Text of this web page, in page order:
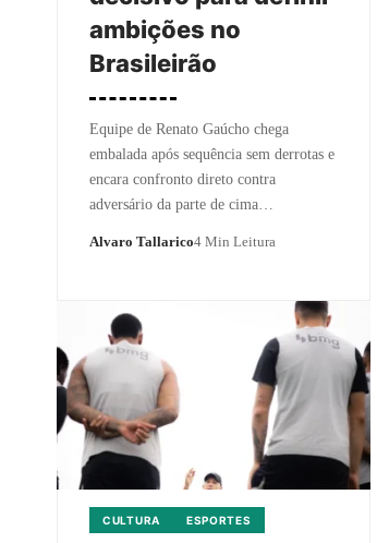
ambições no
Brasileirão
Equipe de Renato Gaúcho chega
embalada após sequência sem derrotas e
encara confronto direto contra
adversário da parte de cima…
Alvaro Tallarico4 Min Leitura
CULTURA ESPORTES